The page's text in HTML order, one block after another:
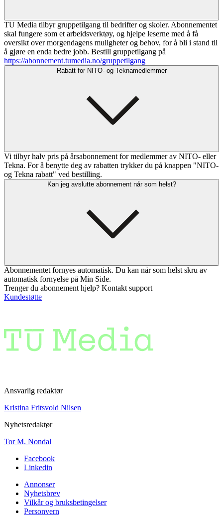
TU Media tilbyr gruppetilgang til bedrifter og skoler. Abonnementet
skal fungere som et arbeidsverktøy, og hjelpe leserne med å få
oversikt over morgendagens muligheter og behov, for å bli i stand til
å gjøre en enda bedre jobb. Bestill gruppetilgang på
https://abonnement.tumedia.no/gruppetilgang
Rabatt for NITO- og Teknamedlemmer
Vi tilbyr halv pris på årsabonnement for medlemmer av NITO- eller
Tekna. For å benytte deg av rabatten trykker du på knappen "NITO-
og Tekna rabatt" ved bestilling.
Kan jeg avslutte abonnement når som helst?
Abonnementet fornyes automatisk. Du kan når som helst skru av
automatisk fornyelse på Min Side.
Trenger du abonnement hjelp? Kontakt support
Kundestøtte
Ansvarlig redaktør
Kristina Fritsvold Nilsen
Nyhetsredaktør
Tor M. Nondal
Facebook
Linkedin
Annonser
Nyhetsbrev
Vilkår og bruksbetingelser
Personvern